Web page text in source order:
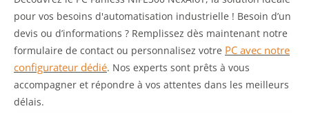
pour vos besoins d'automatisation industrielle ! Besoin d’un
devis ou d’informations ? Remplissez dès maintenant notre
formulaire de contact ou personnalisez votre PC avec notre
configurateur dédié. Nos experts sont prêts à vous
accompagner et répondre à vos attentes dans les meilleurs
délais.